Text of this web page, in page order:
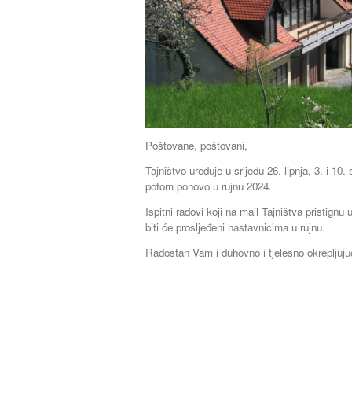
Poštovane, poštovani,
Tajništvo ureduje u srijedu 26. lipnja, 3. i 10.
potom ponovo u rujnu 2024.
Ispitni radovi koji na mail Tajništva pristignu
biti će prosljeđeni nastavnicima u rujnu.
Radostan Vam i duhovno i tjelesno